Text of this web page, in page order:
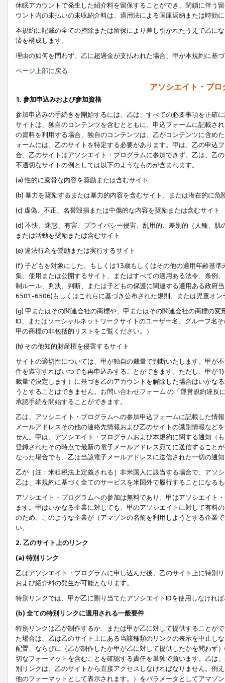
休眠アカウントで発生した紹介料を留保することができ、閉鎖に伴う
ウント内の未払いの未収紹介料は、適用法による国庫返納または時効
本規約に記載の全ての控除または留保により差し引かれたうえで乙に
済を構成します。
理由の如何を問わず、乙に超過金が支払われた場合、甲が本規約に基
ページ上部に戻る
アソシエイト・プ
1. 参加申込みおよび参加資格
参加申込みの手続きを開始するには、乙は、すべての必要事項を正確
サイトは、独自のコンテンツを含むとともに、申込フォームに記載さ
の資料を利用する場合、独自のコンテンツは、乙がコンテンツに含め
ォームには、乙のサイトを特定する必要があります。甲は、乙の申込
合、乙のサイトはアソシエイト・プログラムに参加できず、乙は、乙
不適切なサイトの例としては以下のようなものが含まれます。
(a) 性的に露骨な内容を奨励または含むサイト
(b) 暴力を奨励するまたは暴力的内容を含むサイト、または潜在的に
(c) 虚偽、不正、名誉毀損または中傷的な内容を奨励または含むサイト
(d) 不快、迷惑、有害、プライバシー侵害、乱用的、差別的（人種、
または活動を奨励または含むサイト
(e) 違法行為を奨励または実行するサイト
(f) 子どもを対象にした、もしくは13歳もしくはその他の適用年齢基
集、使用または公開するサイト、またはすべての適用ある法令、条例
制ルール、判決、判断、または子どもの保護に関連する適用ある政府
6501-6506)もしくはこれらに基づき公布された規則、または児童オン
(g) 甲またはその関連会社の商標や、甲またはその関連会社の商標の
ID、またはソーシャルネットワークサイトのユーザー名、グループ名
甲の商標の非包括的リストをご覧ください。）
(h) その他知的財産権を侵害するサイト
サイトの適切性については、甲が独自の裁量で判断いたします。甲が
件を遵守すればいつでも再申込みすることができます。ただし、甲が
裁量で決定します）に基づき乙のアカウントを解除した場合はいかな
うとすることはできません。 お問い合わせフォーム の「運営規約違反
承認手続を開始することができます。
乙は、アソシエイト・プログラムへの参加申込フォームに記載した情
メールアドレスその他の連絡先情報および乙のサイトの識別情報など
せん。甲は、アソシエイト・プログラムおよび本規約に関する通知（
登録されたその時点で最新の電子メールアドレス宛てに送信すること
なった場合でも、乙は当該電子メールアドレスに送信された一切の通
乙が［注：米租税法上定義される］非米国人に該当する場合で、アソ
乙は、本規約に基づく全てのサービスを米国外で履行することになる
アソシエイト・プログラムへの参加は無料であり、甲はアソシエイト
ます。甲はいかなる企業に対しても、甲のアソシエイトに対して有料
のため、このような企業が（アマゾンの名前を利用しようとする企業
い。
2. 乙のサイト上のリンク
(a) 特別リンク
乙はアソシエイト・プログラムに申し込んだ後、乙のサイト上に特別
および紹介料の発生が可能となります。
特別リンクでは、甲が乙に割り当てたアソシエイトIDを使用しなけれ
(b) 全ての特別リンクに適用される一般要件
特別リンクは乙が制作するか、または甲が乙に対して提供することが
た場合は、乙は乙のサイト上にある当該種類のリンクの表示を中止し
配置、ならびに（乙が制作したか甲が乙に対して提供したかを問わず
切なフォーマットを含むことを確認する責任を単独で負います。乙は
別リンクは、乙のサイトから直接アクセスしなければなりません。例
他のフォーマットとして表示されます。）をパラメータとしてアマゾ